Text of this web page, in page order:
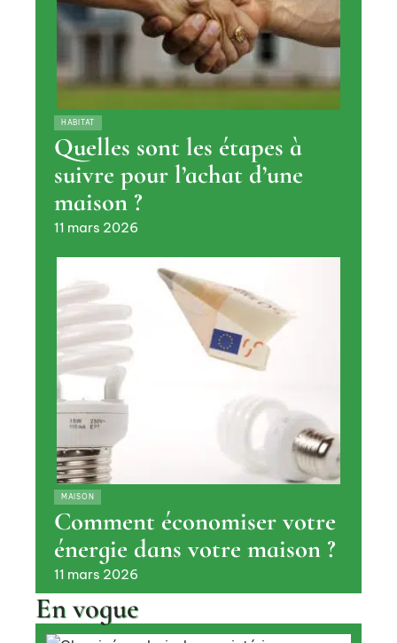
HABITAT
Quelles sont les étapes à
suivre pour l’achat d’une
maison ?
11 mars 2026
MAISON
Comment économiser votre
énergie dans votre maison ?
11 mars 2026
En vogue